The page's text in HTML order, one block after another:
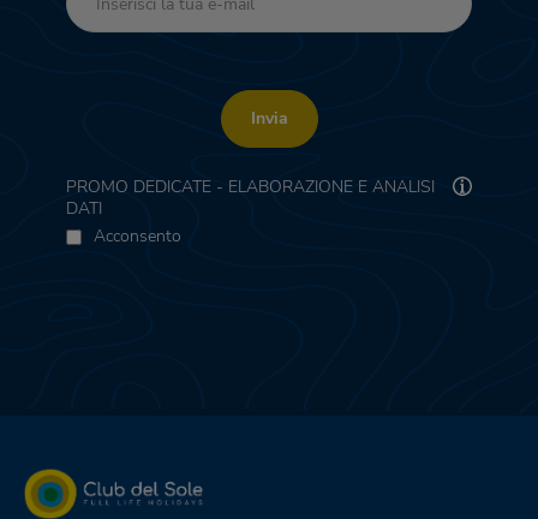
Invia
PROMO DEDICATE - ELABORAZIONE E ANALISI
DATI
Acconsento